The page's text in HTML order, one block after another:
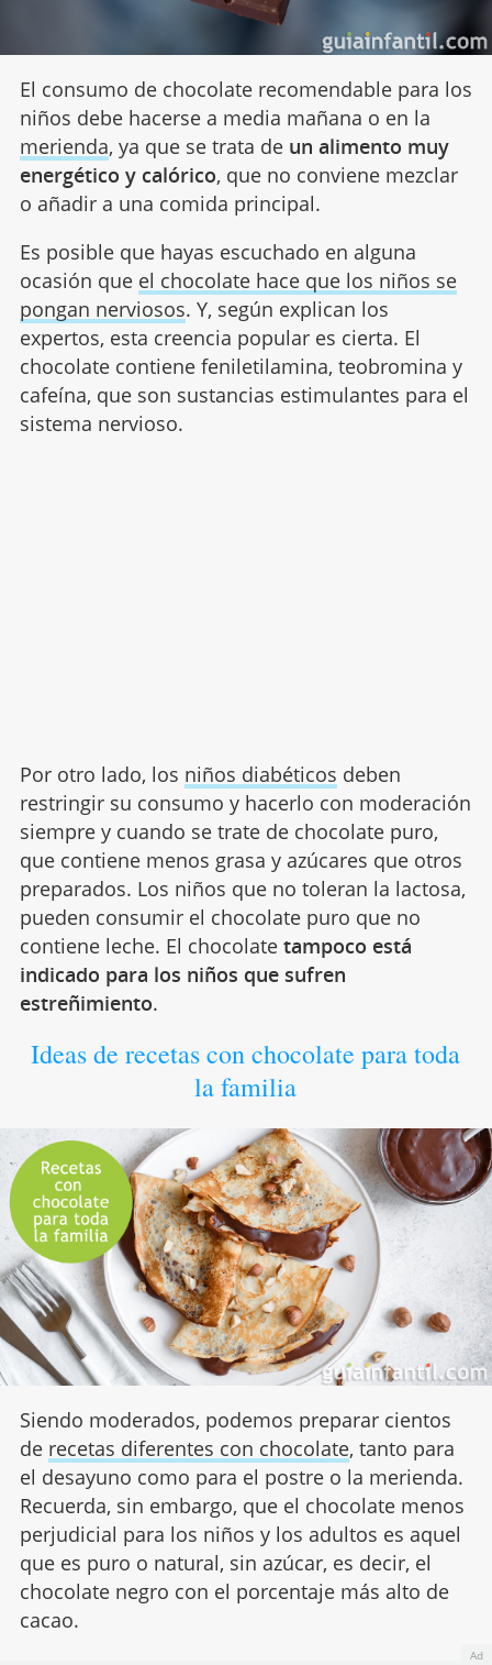
El consumo de chocolate recomendable para los
niños debe hacerse a media mañana o en la
merienda, ya que se trata deun alimento muy
energético y calórico, que no conviene mezclar
o añadir a una comida principal.
Es posible que hayas escuchado en alguna
ocasión que el chocolate hace que los niños se
pongan nerviosos. Y, según explican los
expertos, esta creencia popular es cierta. El
chocolate contiene feniletilamina, teobromina y
cafeína, que son sustancias estimulantes para el
sistema nervioso.
Por otro lado, los niños diabéticos deben
restringir su consumo y hacerlo con moderación
siempre y cuando se trate de chocolate puro,
que contiene menos grasa y azúcares que otros
preparados. Los niños que no toleran la lactosa,
pueden consumir el chocolate puro que no
contiene leche. El chocolate tampoco está
indicado para los niños que sufren
estreñimiento.
Ideas de recetas con chocolate para toda
la familia
Siendo moderados, podemos preparar cientos
de recetas diferentes con chocolate, tanto para
el desayuno como para el postre o la merienda.
Recuerda, sin embargo, que el chocolate menos
perjudicial para los niños y los adultos es aquel
que es puro o natural, sin azúcar, es decir, el
chocolate negro con el porcentaje más alto de
cacao.
Ad